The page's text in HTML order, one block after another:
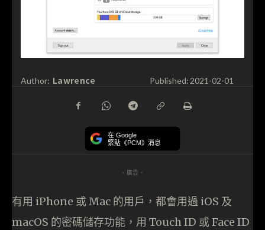
Author: Lawrence Published: 2021-02-01
在 Google
緊貼《PCM》消息
- 廣告 -
有用 iPhone 或 Mac 的用戶，都會用過 iOS 及
macOS 的密碼儲存功能，用 Touch ID 或 Face ID